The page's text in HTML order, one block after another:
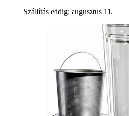
Szállítás eddig: augusztus 11.